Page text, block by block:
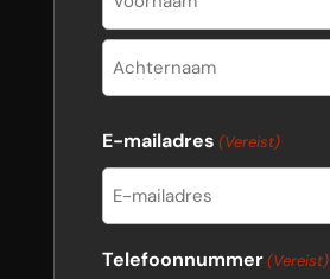
Voornaam
E-mailadres (Vereist)
Telefoonnummer(Vereist)